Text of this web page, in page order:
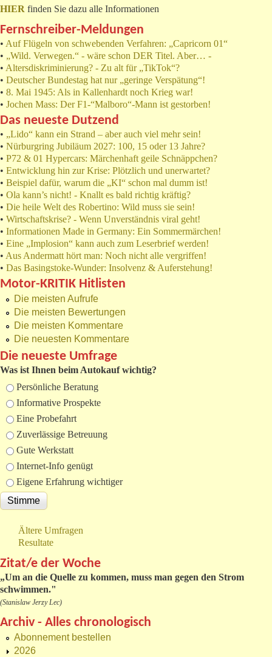
HIER finden Sie dazu alle Informationen
Fernschreiber-Meldungen
• Auf Flügeln von schwebenden Verfahren: „Capricorn 01“
• „Wild. Verwegen.“ - wäre schon DER Titel. Aber… -
• Altersdiskriminierung? - Zu alt für „TikTok“?
• Deutscher Bundestag hat nur „geringe Verspätung“!
• 8. Mai 1945: Als in Kallenhardt noch Krieg war!
• Jochen Mass: Der F1-“Malboro“-Mann ist gestorben!
Das neueste Dutzend
• „Lido“ kann ein Strand – aber auch viel mehr sein!
• Nürburgring Jubiläum 2027: 100, 15 oder 13 Jahre?
• P72 & 01 Hypercars: Märchenhaft geile Schnäppchen?
• Entwicklung hin zur Krise: Plötzlich und unerwartet?
• Beispiel dafür, warum die „KI“ schon mal dumm ist!
• Ola kann’s nicht! - Knallt es bald richtig kräftig?
• Die heile Welt des Robertino: Wild muss sie sein!
• Wirtschaftskrise? - Wenn Unverständnis viral geht!
• Informationen Made in Germany: Ein Sommermärchen!
• Eine „Implosion“ kann auch zum Leserbrief werden!
• Aus Andermatt hört man: Noch nicht alle vergriffen!
• Das Basingstoke-Wunder: Insolvenz & Auferstehung!
Motor-KRITIK Hitlisten
Die meisten Aufrufe
Die meisten Bewertungen
Die meisten Kommentare
Die neuesten Kommentare
Die neueste Umfrage
Was ist Ihnen beim Autokauf wichtig?
Auswahlmöglichkeiten
Persönliche Beratung
Informative Prospekte
Eine Probefahrt
Zuverlässige Betreuung
Gute Werkstatt
Internet-Info genügt
Eigene Erfahrung wichtiger
Ältere Umfragen
Resultate
Zitat/e der Woche
„Um an die Quelle zu kommen, muss man gegen den Strom
schwimmen."
(Stanislaw Jerzy Lec)
Archiv - Alles chronologisch
Abonnement bestellen
2026